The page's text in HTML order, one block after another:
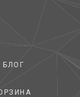
БЛОГ